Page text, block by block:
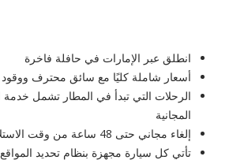
انطلق عبر الإمارات في حافلة فاخرة
أسعار شاملة كليًا مع سائق محترف
الرحلات التي تبدأ في المطار تشمل خدمة
المجانية
إلغاء مجاني حتى 48 ساعة من وقت الاستلام
تأتي كل سيارة مجهزة بنظام تحديد